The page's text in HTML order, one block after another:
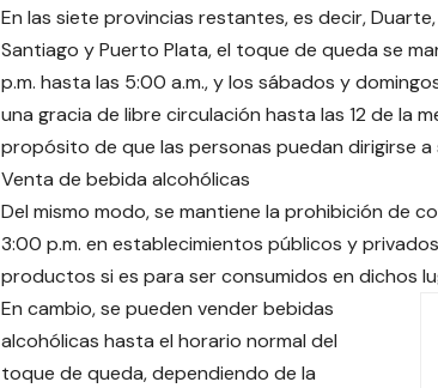
En las siete provincias restantes, es decir,
Santiago y Puerto Plata, el toque de queda se
p.m. hasta las 5:00 a.m., y los sábados y
una gracia de libre circulación hasta las 12 de la
propósito de que las personas puedan dirigirse
Venta de bebida alcohólicas
Del mismo modo, se mantiene la prohibición de
3:00 p.m. en establecimientos públicos y
productos si es para ser consumidos en dichos
En cambio, se pueden vender bebidas
alcohólicas hasta el horario normal del
toque de queda, dependiendo de la